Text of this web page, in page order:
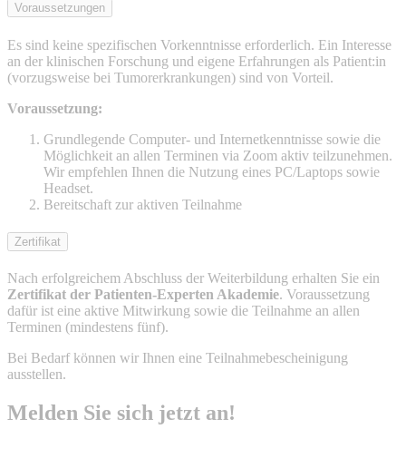
Voraussetzungen
Es sind keine spezifischen Vorkenntnisse erforderlich. Ein Interesse
an der klinischen Forschung und eigene Erfahrungen als Patient:in
(vorzugsweise bei Tumorerkrankungen) sind von Vorteil.
Voraussetzung:
Grundlegende Computer- und Internetkenntnisse sowie die
Möglichkeit an allen Terminen via Zoom aktiv teilzunehmen.
Wir empfehlen Ihnen die Nutzung eines PC/Laptops sowie
Headset.
Bereitschaft zur aktiven Teilnahme
Zertifikat
Nach erfolgreichem Abschluss der Weiterbildung erhalten Sie ein
Zertifikat der Patienten-Experten Akademie. Voraussetzung
dafür ist eine aktive Mitwirkung sowie die Teilnahme an allen
Terminen (mindestens fünf).
Bei Bedarf können wir Ihnen eine Teilnahmebescheinigung
ausstellen.
Melden Sie sich jetzt an!